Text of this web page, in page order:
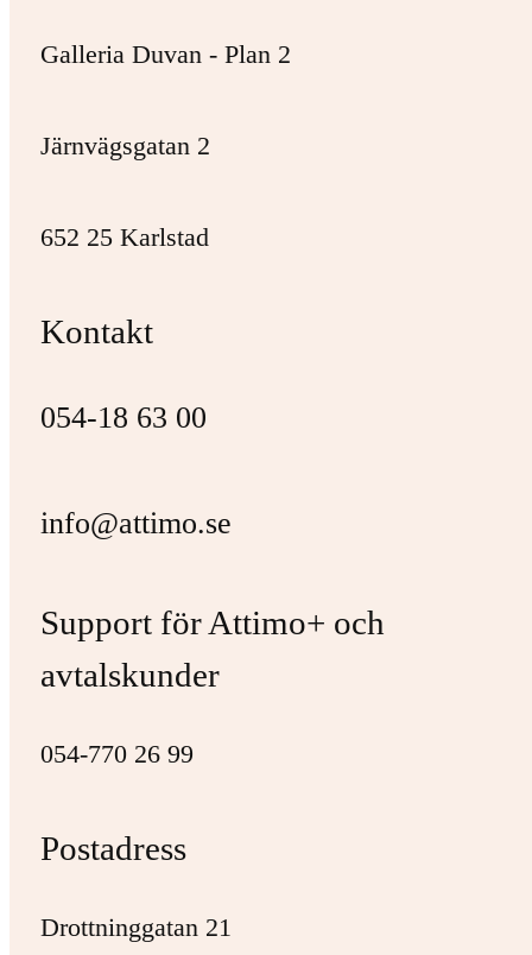
Galleria Duvan - Plan 2
Järnvägsgatan 2
652 25 Karlstad
Kontakt
054-18 63 00
info@attimo.se
Support för Attimo+ och
avtalskunder
054-770 26 99
Postadress
Drottninggatan 21